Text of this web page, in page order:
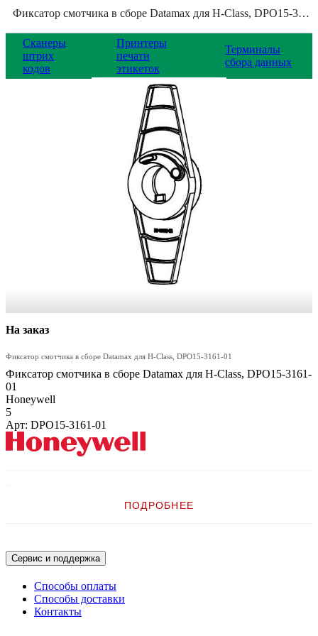
Фиксатор смотчика в сборе Datamax для H-Class, DPO15-3161-01
Сканеры
штрих
кодов
Принтеры
печати
этикеток
Терминалы
сбора данных
На заказ
Фиксатор смотчика в сборе Datamax для H-Class, DPO15-3161-01
Фиксатор смотчика в сборе Datamax для H-Class, DPO15-3161-
01
Honeywell
5
Арт: DPO15-3161-01
Фиксатор смотчика в сборе Datamax для H-Class
ПОДРОБНЕЕ
Сервис и поддержка
Способы оплаты
Способы доставки
Контакты